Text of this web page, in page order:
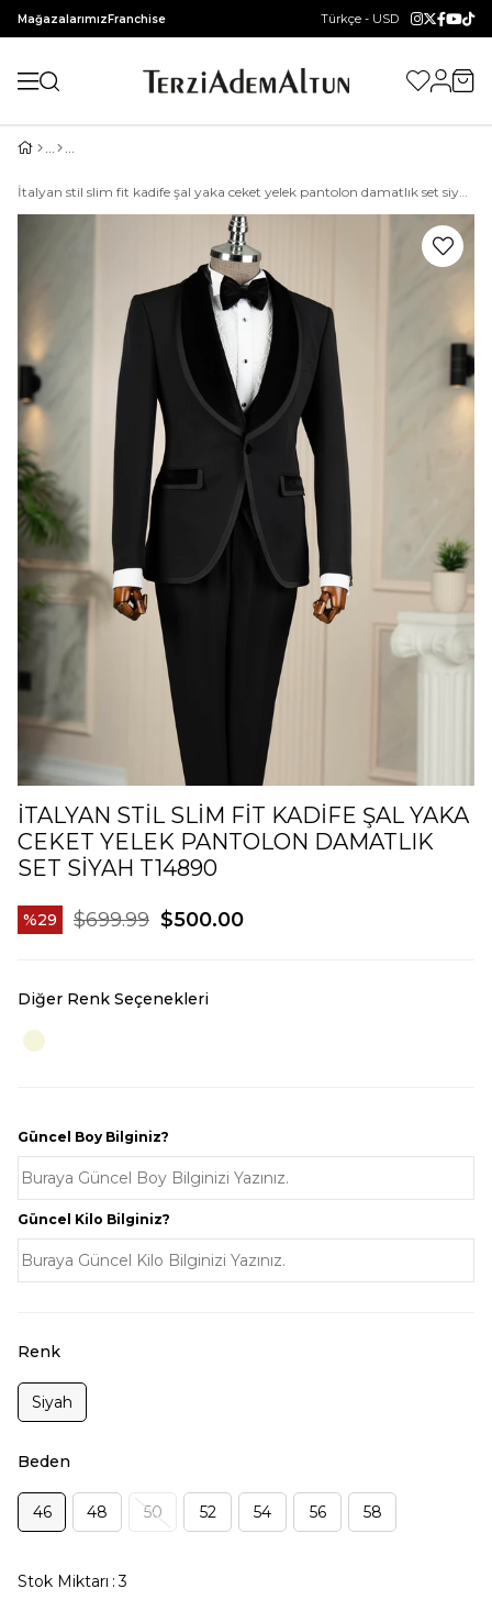
MağazalarımızFranchise Türkçe - USD
İtalyan stil slim fit kadife şal yaka ceket yelek pantolon damatlık set siyah T14890
İTALYAN STIL SLIM FIT KADIFE ŞAL YAKA
CEKET YELEK PANTOLON DAMATLIK
SET SIYAH T14890
29 $699.99 $500.00
Diğer Renk Seçenekleri
Güncel Boy Bilginiz?
Güncel Kilo Bilginiz?
Renk
Siyah
Beden
46 48 50 52 54 56 58
Stok Miktarı : 3